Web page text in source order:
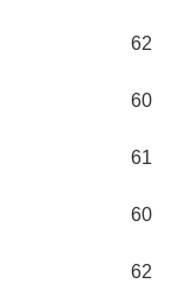
62
60
61
60
62